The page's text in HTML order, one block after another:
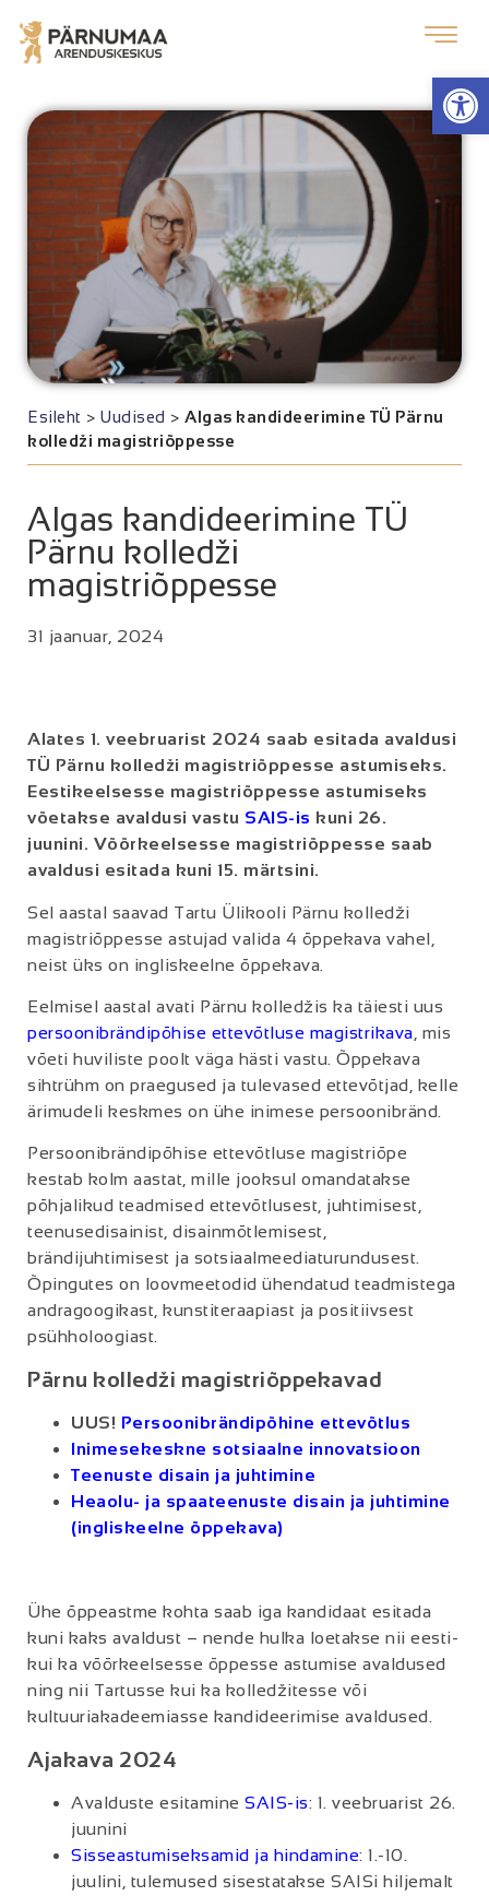
Esileht > Uudised > Algas kandideerimine TÜ Pärnu
kolledži magistriõppesse
Algas kandideerimine TÜ
Pärnu kolledži
magistriõppesse
31 jaanuar, 2024
Alates 1. veebruarist 2024 saab esitada avaldusi
TÜ Pärnu kolledži magistriõppesse astumiseks.
Eestikeelsesse magistriõppesse astumiseks
võetakse avaldusi vastu SAIS-is kuni 26.
juunini. Võõrkeelsesse magistriõppesse saab
avaldusi esitada kuni 15. märtsini.
Sel aastal saavad Tartu Ülikooli Pärnu kolledži
magistriõppesse astujad valida 4 õppekava vahel,
neist üks on ingliskeelne õppekava.
Eelmisel aastal avati Pärnu kolledžis ka täiesti uus
persoonibrändipõhise ettevõtluse magistrikava , mis
võeti huviliste poolt väga hästi vastu. Õppekava
sihtrühm on praegused ja tulevased ettevõtjad, kelle
ärimudeli keskmes on ühe inimese persoonibränd.
Persoonibrändipõhise ettevõtluse magistriõpe
kestab kolm aastat, mille jooksul omandatakse
põhjalikud teadmised ettevõtlusest, juhtimisest,
teenusedisainist, disainmõtlemisest,
brändijuhtimisest ja sotsiaalmeediaturundusest.
Õpingutes on loovmeetodid ühendatud teadmistega
andragoogikast, kunstiteraapiast ja positiivsest
psühholoogiast.
Pärnu kolledži magistriõppekavad
UUS! Persoonibrändipõhine ettevõtlus
Inimesekeskne sotsiaalne innovatsioon
Teenuste disain ja juhtimine
Heaolu- ja spaateenuste disain ja juhtimine
(ingliskeelne õppekava)
Ühe õppeastme kohta saab iga kandidaat esitada
kuni kaks avaldust – nende hulka loetakse nii eesti-
kui ka võõrkeelsesse õppesse astumise avaldused
ning nii Tartusse kui ka kolledžitesse või
kultuuriakadeemiasse kandideerimise avaldused.
Ajakava 2024
Avalduste esitamine SAIS-is: 1. veebruarist 26.
juunini
Sisseastumiseksamid ja hindamine: 1.-10.
juulini, tulemused sisestatakse SAISi hiljemalt